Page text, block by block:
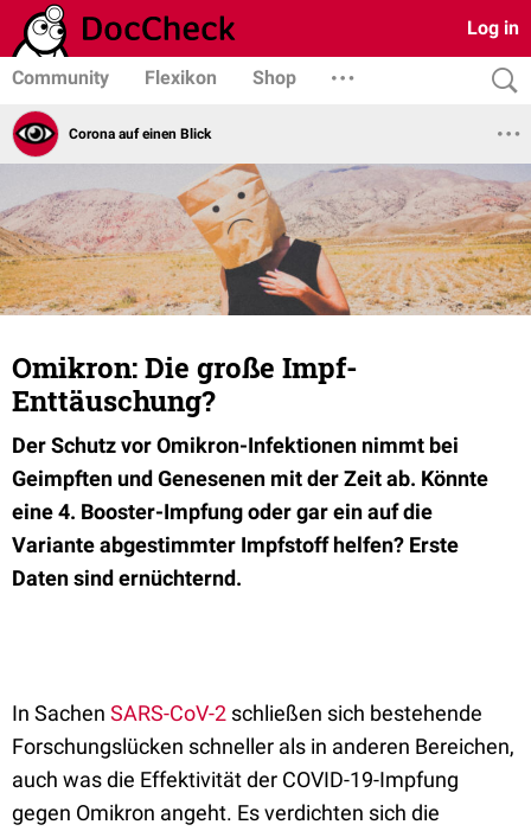
Log in
Community Flexikon Shop
Corona auf einen Blick
Omikron: Die große Impf-
Enttäuschung?
Der Schutz vor Omikron-Infektionen nimmt bei
Geimpften und Genesenen mit der Zeit ab. Könnte
eine 4. Booster-Impfung oder gar ein auf die
Variante abgestimmter Impfstoff helfen? Erste
Daten sind ernüchternd.
In Sachen SARS-CoV-2 schließen sich bestehende
Forschungslücken schneller als in anderen Bereichen,
auch was die Effektivität der COVID-19-Impfung
gegen Omikron angeht. Es verdichten sich die